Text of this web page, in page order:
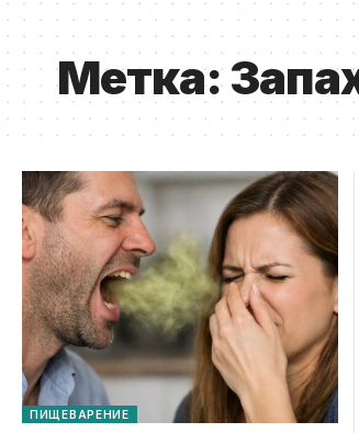
Метка:
ПИЩЕВАРЕНИЕ